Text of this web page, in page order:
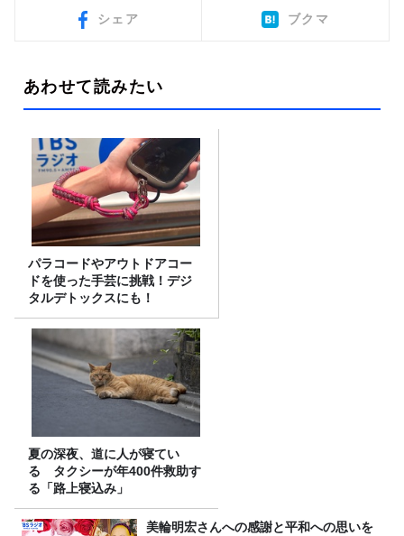
シェア ブクマ
あわせて読みたい
パラコードやアウトドアコー
ドを使った手芸に挑戦！デジ
タルデトックスにも！
夏の深夜、道に人が寝てい
る タクシーが年400件救助す
る「路上寝込み」
美輪明宏さんへの感謝と平和への思いを